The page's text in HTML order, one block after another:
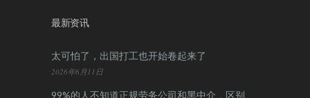
最新资讯
太可怕了，出国打工也开始卷起来了
2026年6月11日
99%的人不知道正规劳务公司和黑中介，区别